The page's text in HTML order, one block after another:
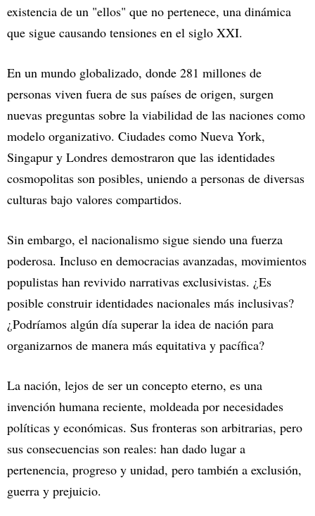
existencia de un "ellos" que no pertenece, una dinámica
que sigue causando tensiones en el siglo XXI.
En un mundo globalizado, donde 281 millones de
personas viven fuera de sus países de origen, surgen
nuevas preguntas sobre la viabilidad de las naciones como
modelo organizativo. Ciudades como Nueva York,
Singapur y Londres demostraron que las identidades
cosmopolitas son posibles, uniendo a personas de diversas
culturas bajo valores compartidos.
Sin embargo, el nacionalismo sigue siendo una fuerza
poderosa. Incluso en democracias avanzadas, movimientos
populistas han revivido narrativas exclusivistas. ¿Es
posible construir identidades nacionales más inclusivas?
¿Podríamos algún día superar la idea de nación para
organizarnos de manera más equitativa y pacífica?
La nación, lejos de ser un concepto eterno, es una
invención humana reciente, moldeada por necesidades
políticas y económicas. Sus fronteras son arbitrarias, pero
sus consecuencias son reales: han dado lugar a
pertenencia, progreso y unidad, pero también a exclusión,
guerra y prejuicio.